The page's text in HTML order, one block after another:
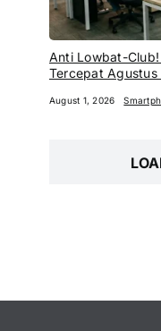
Anti Lowbat-Club!
Tercepat
August 1, 2026